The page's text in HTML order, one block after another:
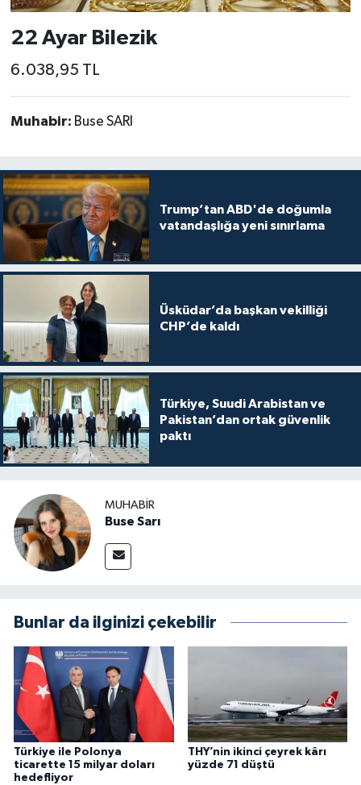
22 Ayar Bilezik
6.038,95 TL
Muhabir: Buse SARI
Trump’tan ABD'de doğumla
vatandaşlığa yeni sınırlama
Üsküdar’da başkan vekilliği
CHP’de kaldı
Türkiye, Suudi Arabistan ve
Pakistan’dan ortak güvenlik
paktı
MUHABIR
Buse Sarı
Bunlar da ilginizi çekebilir
Türkiye ile Polonya
ticarette 15 milyar doları
hedefliyor
THY’nin ikinci çeyrek kârı
yüzde 71 düştü